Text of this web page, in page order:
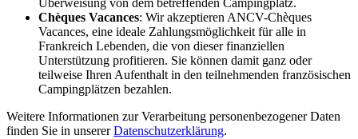
Überweisung von dem betreffenden Campingplatz.
Chèques Vacances: Wir akzeptieren ANCV-Chèques
Vacances, eine ideale Zahlungsmöglichkeit für alle in
Frankreich Lebenden, die von dieser finanziellen
Unterstützung profitieren. Sie können damit ganz oder
teilweise Ihren Aufenthalt in den teilnehmenden französischen
Campingplätzen bezahlen.
Weitere Informationen zur Verarbeitung personenbezogener Daten
finden Sie in unsererDatenschutzerklärung.